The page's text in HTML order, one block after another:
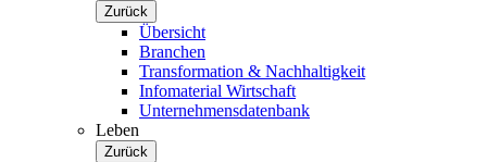
Zurück
Übersicht
Branchen
Transformation & Nachhaltigkeit
Infomaterial Wirtschaft
Unternehmensdatenbank
Leben
Zurück